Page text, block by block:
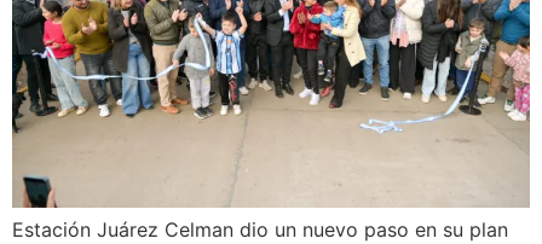
Estación Juárez Celman dio un nuevo paso en su plan